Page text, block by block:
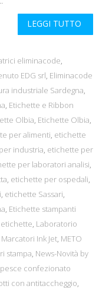
LEGGI TUTTO
eliminacode,
EDG srl, Eliminacode
industriale Sardegna,
, Etichette e Ribbon
Olbia, Etichette Olbia,
per alimenti, etichette
industria, etichette per
per laboratori analisi,
, etichette per ospedali,
, etichette Sassari,
, Etichette stampanti
, Laboratorio
Marcatori Ink Jet, METO
stampa, News-Novità by
pesce confezionato
con antitaccheggio,